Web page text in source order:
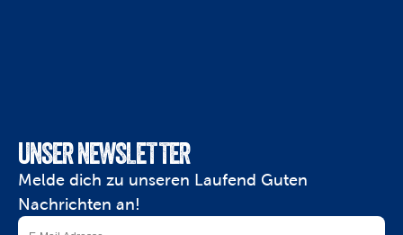
UNSER NEWSLETTER
Melde dich zu unseren Laufend Guten
Nachrichten an!